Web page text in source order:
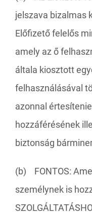
jelszava bizalmas
Előfizető felelős
amely az ő
általa kiosztott
felhasználásával
azonnal
hozzáférésének
biztonság
(b) FONTOS:
személynek is